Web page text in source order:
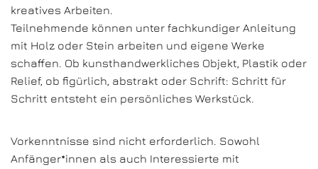
kreatives Arbeiten.
Teilnehmende können unter fachkundiger Anleitung
mit Holz oder Stein arbeiten und eigene Werke
schaffen. Ob kunsthandwerkliches Objekt, Plastik oder
Relief, ob figürlich, abstrakt oder Schrift: Schritt für
Schritt entsteht ein persönliches Werkstück.
Vorkenntnisse sind nicht erforderlich. Sowohl
Anfänger*innen als auch Interessierte mit